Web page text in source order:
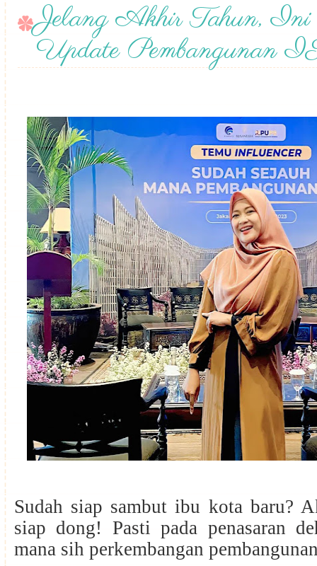
Jelang Akhir Tahun,
Update
Sudah siap sambut ibu kota baru?
siap dong! Pasti pada penasaran
mana sih perkembangan